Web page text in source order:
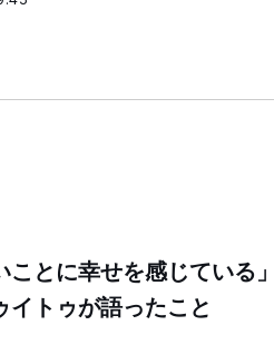
ことに幸せを感じている
イトゥが語ったこと